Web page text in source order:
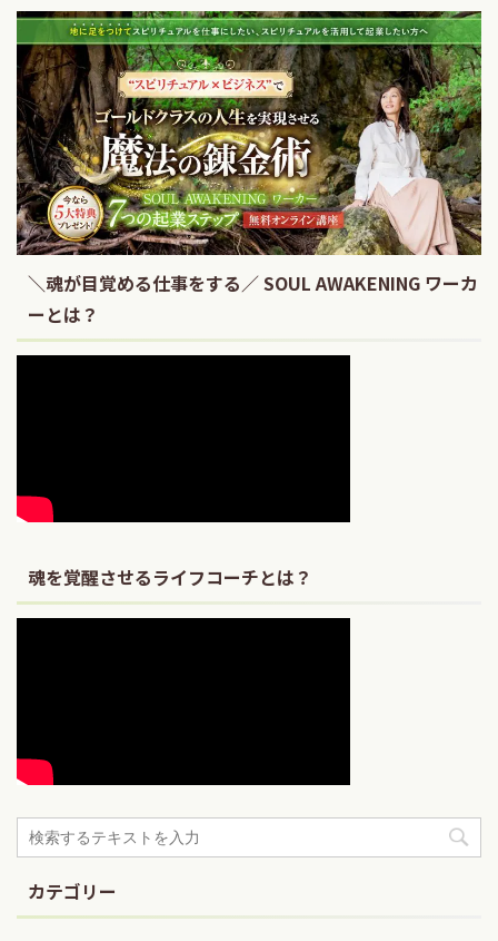
＼魂が目覚める仕事をする／ SOUL AWAKENING ワーカ
ーとは？
魂を覚醒させるライフコーチとは？
カテゴリー